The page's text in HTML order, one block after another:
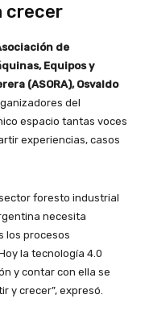
crecer
de
Equipos y
(ASORA), Osvaldo
del
espacio tantas voces
experiencias, casos
foresto industrial
necesita
los procesos
la tecnología 4.0
y contar con ella se
y crecer”, expresó.